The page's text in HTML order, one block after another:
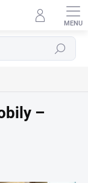
Hľadať
–